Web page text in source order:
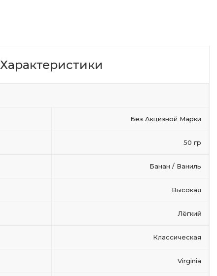
Характеристики
Без Акцизной Марки
50 гр
Банан / Ваниль
Высокая
Лёгкий
Классическая
Virginia